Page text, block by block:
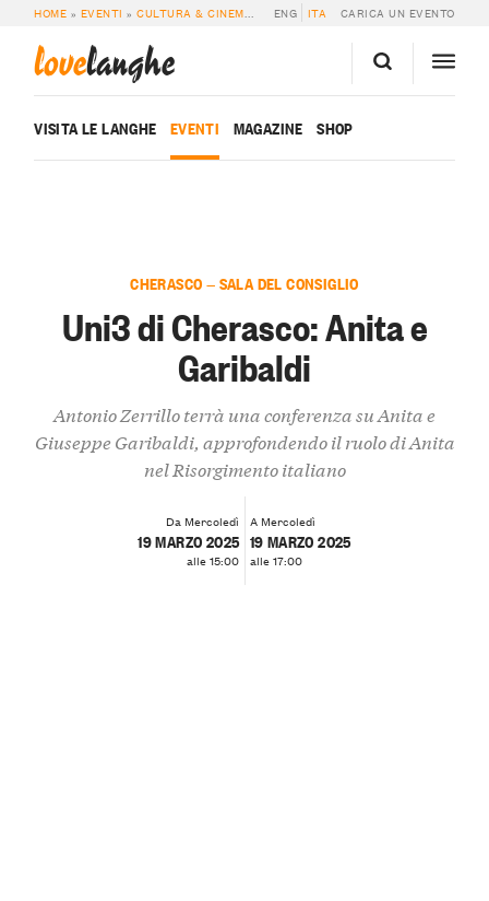
HOME » EVENTI »CULTURA & CINEMA » UNI3 DI CHERASCO: ANITA E
ENG ITA CARICA UN EVENTO
lovelanghe
VISITA LE LANGHE EVENTI MAGAZINE SHOP
CHERASCO — SALA DEL CONSIGLIO
Uni3 di Cherasco: Anita e
Garibaldi
Antonio Zerrillo terrà una conferenza su Anita e
Giuseppe Garibaldi, approfondendo il ruolo di Anita
nel Risorgimento italiano
Da Mercoledì
19 MARZO 2025
alle 15:00
A Mercoledì
19 MARZO 2025
alle 17:00